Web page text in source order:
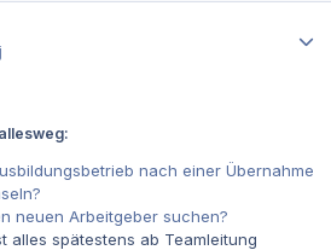
nach einer Übernahme
neuen Arbeitgeber suchen?
alles spätestens ab Teamleitung